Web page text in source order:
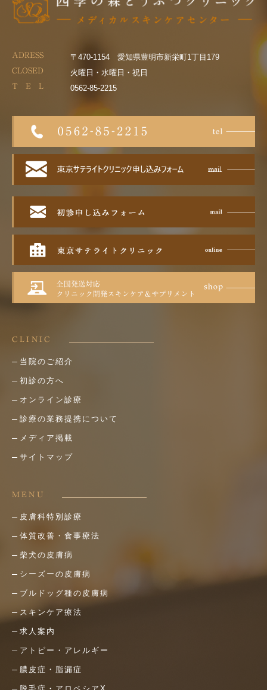
ADRESS 〒470-1154 愛知県豊明市新栄町1丁目179
CLOSED 火曜日・水曜日・祝日
T E L 0562-85-2215
CLINIC
当院のご紹介
初診の方へ
オンライン診療
診療の業務提携について
メディア掲載
サイトマップ
MENU
皮膚科特別診療
体質改善・食事療法
柴犬の皮膚病
シーズーの皮膚病
ブルドッグ種の皮膚病
スキンケア療法
求人案内
アトピー・アレルギー
膿皮症・脂漏症